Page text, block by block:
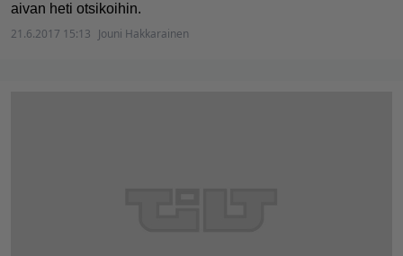
aivan heti otsikoihin.
21.6.2017 15:13 Jouni Hakkarainen